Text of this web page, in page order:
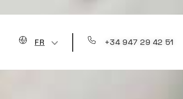
FR +34 947 29 42 51